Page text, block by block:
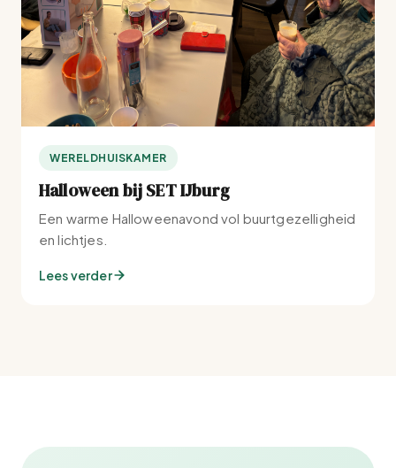
WERELDHUISKAMER
Halloween bij SET IJburg
Een warme Halloweenavond vol buurtgezelligheid
en lichtjes.
Lees verder